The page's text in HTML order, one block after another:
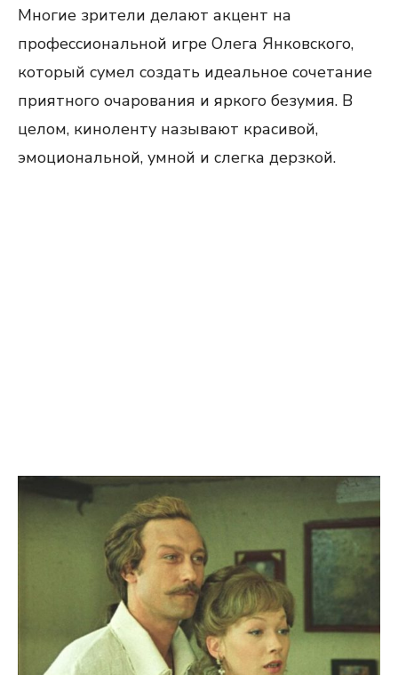
Многие зрители делают акцент на
профессиональной игре Олега Янковского,
который сумел создать идеальное сочетание
приятного очарования и яркого безумия. В
целом, киноленту называют красивой,
эмоциональной, умной и слегка дерзкой.